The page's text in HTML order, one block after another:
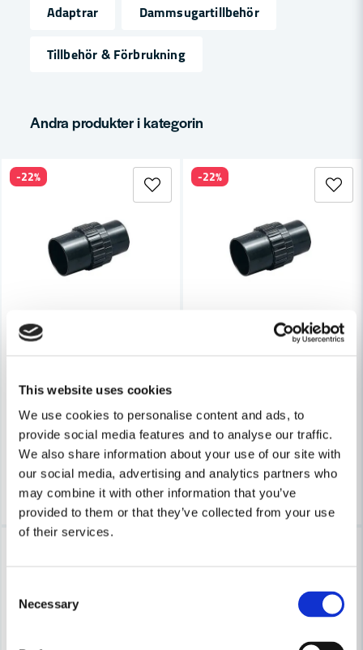
This website uses cookies
We use cookies to personalise content and ads, to
provide social media features and to analyse our traffic.
We also share information about your use of our site with
our social media, advertising and analytics partners who
may combine it with other information that you’ve
provided to them or that they’ve collected from your use
of their services.
Selection
Necessary
Namn
Ja, ni får publicera min fråga
Adaptrar
Dammsugartillbehör
Tillbehör & Förbrukning
Andra produkter i kategorin
265 kr
208 kr
Leveranstid ifrån leverantör ca
7-10 arbetsdagar
Köp
-22%
248 kr
194 kr
Leveranstid ifrån leverantör ca
7-10 arbetsdagar
Köp
-22%